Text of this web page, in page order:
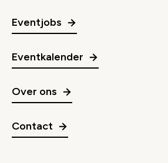
Eventjobs
Eventkalender
Over ons
Contact